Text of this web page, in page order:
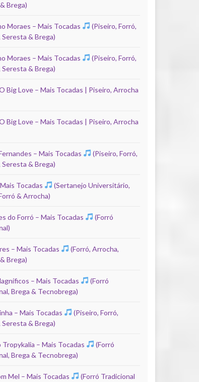
Brega)
Moraes – Mais Tocadas
(Piseiro, Forró,
& Brega)
Moraes – Mais Tocadas
(Piseiro, Forró,
& Brega)
Big Love – Mais Tocadas | Piseiro, Arrocha
Big Love – Mais Tocadas | Piseiro, Arrocha
– Mais Tocadas
(Piseiro, Forró,
& Brega)
Tocadas
(Sertanejo Universitário,
& Arrocha)
do Forró – Mais Tocadas
(Forró
– Mais Tocadas
(Forró, Arrocha,
Brega)
– Mais Tocadas
(Forró
Brega & Tecnobrega)
– Mais Tocadas
(Piseiro, Forró,
& Brega)
Tropykalia – Mais Tocadas
(Forró
Brega & Tecnobrega)
Mel – Mais Tocadas
(Forró Tradicional